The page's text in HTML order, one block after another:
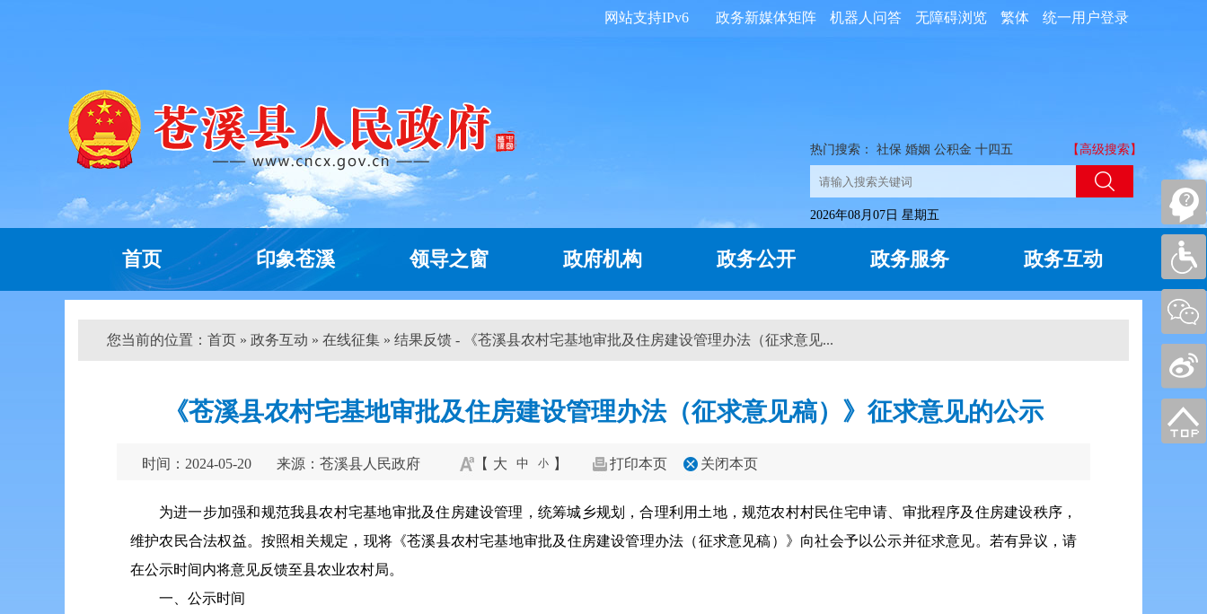
统一用户登录
繁体
无障碍浏览
机器人问答
政务新媒体矩阵
网站支持IPv6
热门搜索： 社保 婚姻 公积金 十四五 【高级搜索】
2026年08月07日 星期五
首页 印象苍溪 领导之窗 政府机构 政务公开 政务服务 政务互动
您当前的位置： 首页 » 政务互动 » 在线征集 » 结果反馈 - 《苍溪县农村宅基地审批及住房建设管理办法（征求意见...
《苍溪县农村宅基地审批及住房建设管理办法（征求意见稿）》征求意见的公示
时间：2024-05-20 来源：苍溪县人民政府 【 大 中 小 】 打印本页 关闭本页
为进一步加强和规范我县农村宅基地审批及住房建设管理，统筹城乡规划，合理利用土地，规范农村村民住宅申请、审批程序及住房建设秩序，
维护农民合法权益。按照相关规定，现将《苍溪县农村宅基地审批及住房建设管理办法（征求意见稿）》向社会予以公示并征求意见。若有异议，请
在公示时间内将意见反馈至县农业农村局。
一、公示时间